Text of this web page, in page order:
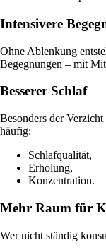
Intensivere
Ohne Ablenkung
Begegnungen – mit
Besserer Schlaf
Besonders der
häufig:
Schlafqualität,
Erholung,
Konzentration.
Mehr Raum für
Wer nicht ständig